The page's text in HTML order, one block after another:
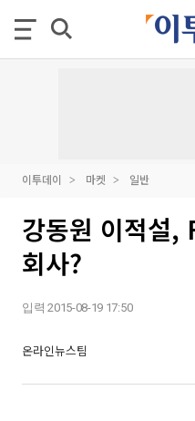
이투데이 마켓 일반
강동원 이적설,
회사?
입력 2015-08-19 17:50
온라인뉴스팀